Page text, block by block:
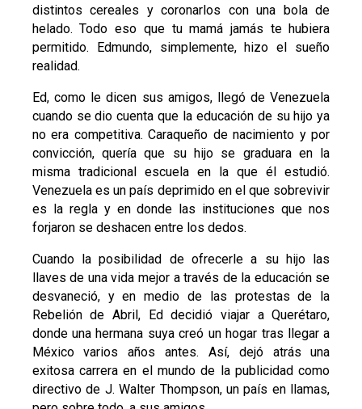
distintos cereales y coronarlos con una bola de
helado. Todo eso que tu mamá jamás te hubiera
permitido. Edmundo, simplemente, hizo el sueño
realidad.
Ed, como le dicen sus amigos, llegó de Venezuela
cuando se dio cuenta que la educación de su hijo ya
no era competitiva. Caraqueño de nacimiento y por
convicción, quería que su hijo se graduara en la
misma tradicional escuela en la que él estudió.
Venezuela es un país deprimido en el que sobrevivir
es la regla y en donde las instituciones que nos
forjaron se deshacen entre los dedos.
Cuando la posibilidad de ofrecerle a su hijo las
llaves de una vida mejor a través de la educación se
desvaneció, y en medio de las protestas de la
Rebelión de Abril, Ed decidió viajar a Querétaro,
donde una hermana suya creó un hogar tras llegar a
México varios años antes. Así, dejó atrás una
exitosa carrera en el mundo de la publicidad como
directivo de J. Walter Thompson, un país en llamas,